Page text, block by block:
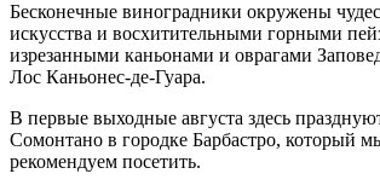
Бесконечные виноградники окружены
искусства и восхитительными горными
изрезанными каньонами и оврагами
Лос Каньонес-де-Гуара.
В первые выходные августа здесь
Сомонтано в городке Барбастро, который
рекомендуем посетить.